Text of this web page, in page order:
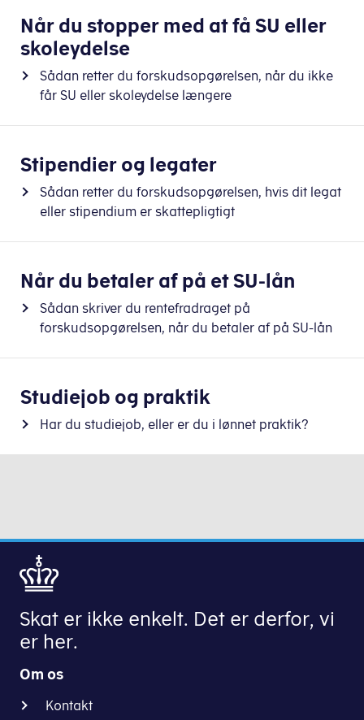
Når du stopper med at få SU eller
skoleydelse
Sådan retter du forskudsopgørelsen, når du ikke
får SU eller skoleydelse længere
Stipendier og legater
Sådan retter du forskudsopgørelsen, hvis dit legat
eller stipendium er skattepligtigt
Når du betaler af på et SU-lån
Sådan skriver du rentefradraget på
forskudsopgørelsen, når du betaler af på SU-lån
Studiejob og praktik
Har du studiejob, eller er du i lønnet praktik?
Skat er ikke enkelt. Det er derfor, vi
er her.
Om os
Kontakt